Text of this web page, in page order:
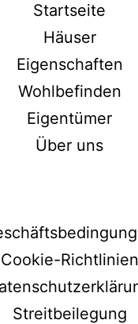
Startseite
Häuser
Eigenschaften
Wohlbefinden
Eigentümer
Über uns
Cookie-Richtlinien
Streitbeilegung